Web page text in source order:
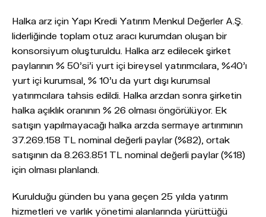
Halka arz için Yapı Kredi Yatırım Menkul Değerler A.Ş.
liderliğinde toplam otuz aracı kurumdan oluşan bir
konsorsiyum oluşturuldu. Halka arz edilecek şirket
paylarının % 50’si’i yurt içi bireysel yatırımcılara, %40’ı
yurt içi kurumsal, % 10’u da yurt dışı kurumsal
yatırımcılara tahsis edildi. Halka arzdan sonra şirketin
halka açıklık oranının % 26 olması öngörülüyor. Ek
satışın yapılmayacağı halka arzda sermaye artırımının
37.269.158 TL nominal değerli paylar (%82), ortak
satışının da 8.263.851 TL nominal değerli paylar (%18)
için olması planlandı.
Kurulduğu günden bu yana geçen 25 yılda yatırım
hizmetleri ve varlık yönetimi alanlarında yürüttüğü